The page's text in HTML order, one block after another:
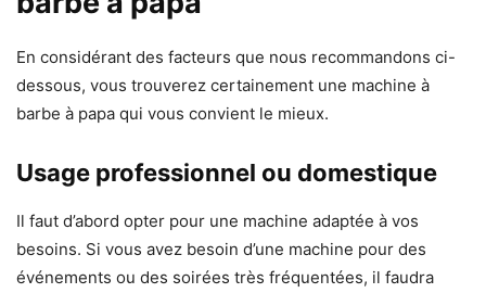
En considérant des facteurs que nous recommandons ci-
dessous, vous trouverez certainement une machine à
barbe à papa qui vous convient le mieux.
Usage professionnel ou domestique
Il faut d’abord opter pour une machine adaptée à vos
besoins. Si vous avez besoin d’une machine pour des
événements ou des soirées très fréquentées, il faudra